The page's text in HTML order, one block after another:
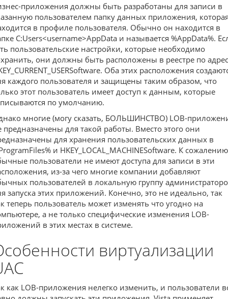
приложения должны быть разработаны для записи в
пользователем папку данных приложения,
в профиле пользователя. Обычно он находится в
C:Users<username>AppData и называется %AppData%.
пользовательские настройки, которые необходимо
они должны быть расположены в реестре по
Оба этих расположения
каждого пользователя и защищены таким образом, что
этот пользователь имеет доступ к данным, которые
по умолчанию.
многие (могу сказать, БОЛЬШИНСТВО) LOB-
предназначены для такой работы. Вместо этого они
для хранения пользовательских данных в
и HKEY_LOCAL_MACHINESoftware. К
пользователи не имеют доступа для записи в эти
из-за чего многие компании добавляют
пользователей в локальную группу
запуска этих приложений. Конечно, это не идеально, так
теперь пользователь может изменять что угодно на
а не только специфические изменения LOB-
в этих местах в системе.
виртуализации
как LOB-приложения нелегко изменить, и пользователи